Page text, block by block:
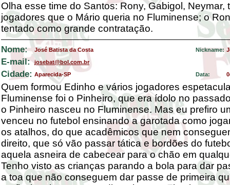
Olha esse time do Santos: Rony, Gabigol, Neymar,
jogadores que o Mário queria no Fluminense; o
tentado como grande contratação.
Nome: José Batista da Costa Nickname:
E-mail: josebat@bol.com.br
Cidade: Aparecida-SP Data:
Quem formou Edinho e vários jogadores
Fluminense foi o Pinheiro, que era ídolo no
o Pinheiro nasceu no Fluminense. Mas eu prefiro
venceu no futebol ensinando a garotada como
os atalhos, do que acadêmicos que nem
direito, que só vão passar tática e bordões do
aquela asneira de cabecear para o chão em
Tenho visto as crianças parando a bola para dar
a toa que não conseguem dar passe de primeira